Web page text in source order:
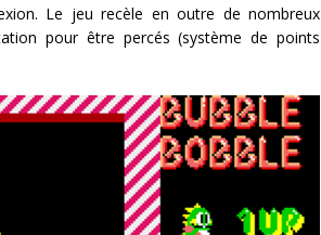
Le jeu recèle en outre de nombreux
pour être percés (système de points